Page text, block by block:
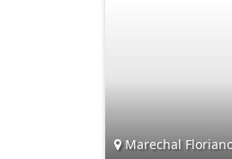
Marechal